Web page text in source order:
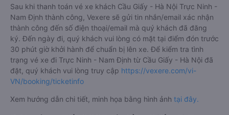
Sau khi thanh toán vé xe khách Cầu Giấy - Hà Nội Trực Ninh -
Nam Định thành công, Vexere sẽ gửi tin nhắn/email xác nhận
thành công đến số điện thoại/email mà quý khách đã đăng
ký. Đến ngày đi, quý khách vui lòng có mặt tại điểm đón trước
30 phút giờ khởi hành để chuẩn bị lên xe. Để kiểm tra tình
trạng vé xe đi Trực Ninh - Nam Định từ Cầu Giấy - Hà Nội đã
đặt, quý khách vui lòng truy cập https://vexere.com/vi-
VN/booking/ticketinfo
Xem hướng dẫn chi tiết, minh họa bằng hình ảnh tại đây.